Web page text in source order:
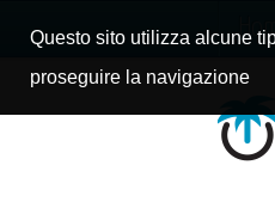
Questo sito utilizza alcune
proseguire la navigazione